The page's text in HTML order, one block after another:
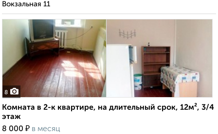
Вокзальная 11
8
Комната в 2-к квартире, на длительный срок, 12м², 3/4
этаж
8 000 ₽ в месяц